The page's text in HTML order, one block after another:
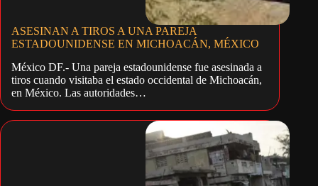
ASESINAN A TIROS A UNA PAREJA
ESTADOUNIDENSE EN MICHOACÁN, MÉXICO
México DF.- Una pareja estadounidense fue asesinada a
tiros cuando visitaba el estado occidental de Michoacán,
en México. Las autoridades…